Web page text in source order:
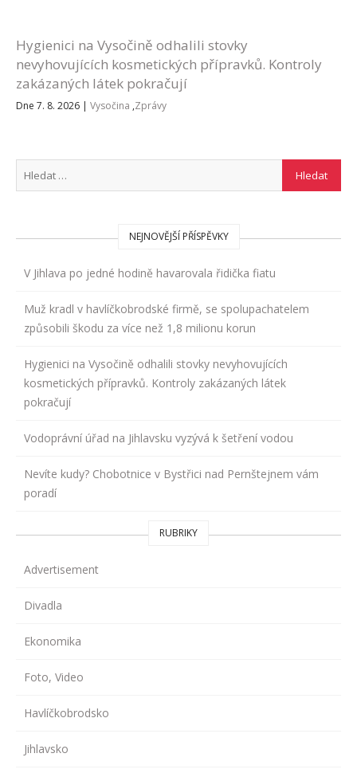
Hygienici na Vysočině odhalili stovky
nevyhovujících kosmetických přípravků. Kontroly
zakázaných látek pokračují
Dne 7. 8. 2026 | Vysočina ,Zprávy
NEJNOVĚJŠÍ PŘÍSPĚVKY
V Jihlava po jedné hodině havarovala řidička fiatu
Muž kradl v havlíčkobrodské firmě, se spolupachatelem
způsobili škodu za více než 1,8 milionu korun
Hygienici na Vysočině odhalili stovky nevyhovujících
kosmetických přípravků. Kontroly zakázaných látek
pokračují
Vodoprávní úřad na Jihlavsku vyzývá k šetření vodou
Nevíte kudy? Chobotnice v Bystřici nad Pernštejnem vám
poradí
RUBRIKY
Advertisement
Divadla
Ekonomika
Foto, Video
Havlíčkobrodsko
Jihlavsko